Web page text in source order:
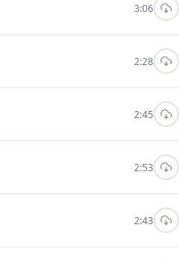
3:06
2:28
2:45
2:53
2:43